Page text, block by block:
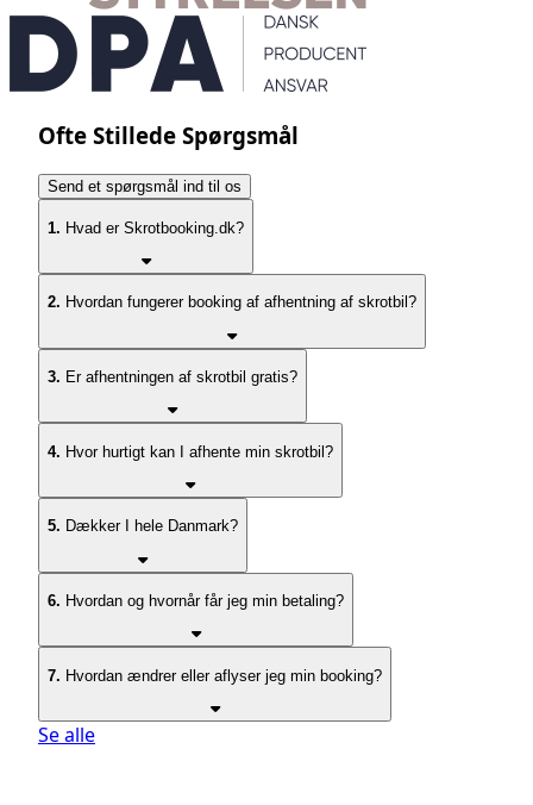
Ofte Stillede Spørgsmål
Send et spørgsmål ind til os
1. Hvad er Skrotbooking.dk?
2. Hvordan fungerer booking af afhentning af skrotbil?
3. Er afhentningen af skrotbil gratis?
4. Hvor hurtigt kan I afhente min skrotbil?
5. Dækker I hele Danmark?
6. Hvordan og hvornår får jeg min betaling?
7. Hvordan ændrer eller aflyser jeg min booking?
Se alle